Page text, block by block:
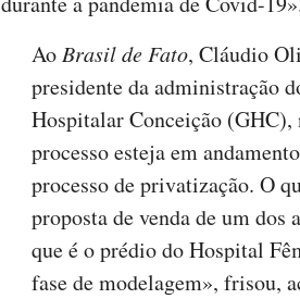
AoBrasil de Fato, Cláudio
presidente da administração
Hospitalar Conceição (GHC),
processo esteja em
processo de privatização. O
proposta de venda de um dos
que é o prédio do Hospital
fase de modelagem», frisou,